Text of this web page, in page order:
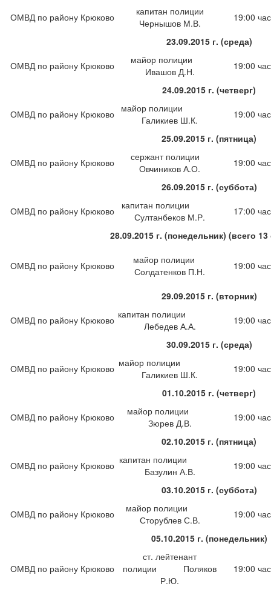
ОМВД по району Крюково
капитан полиции
Чернышов М.В.
19:00
23.09.2015 г. (среда)
ОМВД по району Крюково
майор полиции
Ивашов Д.Н.
19:00
24.09.2015 г. (четверг)
ОМВД по району Крюково майор полиции
Галикиев Ш.К.
19:00
25.09.2015 г. (пятница)
ОМВД по району Крюково
сержант полиции
Овчиников А.О.
19:00
26.09.2015 г. (суббота)
ОМВД по району Крюково
капитан полиции
Султанбеков М.Р.
17:00
28.09.2015 г. (понедельник) (всего
ОМВД по району Крюково
майор полиции
Солдатенков П.Н.
19:00
29.09.2015 г. (вторник)
ОМВД по району Крюково капитан полиции
Лебедев А.А.
19:00
30.09.2015 г. (среда)
ОМВД по району Крюково майор полиции
Галикиев Ш.К.
19:00
01.10.2015 г. (четверг)
ОМВД по району Крюково
майор полиции
Зюрев Д.В.
19:00
02.10.2015 г. (пятница)
ОМВД по району Крюково капитан полиции
Базулин А.В.
19:00
03.10.2015 г. (суббота)
ОМВД по району Крюково
майор полиции
Сторублев С.В.
19:00
05.10.2015 г. (понедельник)
ОМВД по району Крюково
ст. лейтенант
полиции Поляков
Р.Ю.
19:00